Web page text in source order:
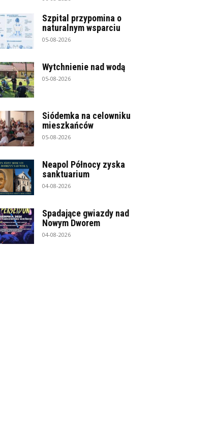
Szpital przypomina o
naturalnym wsparciu
05-08-2026
Wytchnienie nad wodą
05-08-2026
Siódemka na celowniku
mieszkańców
05-08-2026
Neapol Północy zyska
sanktuarium
04-08-2026
Spadające gwiazdy nad
Nowym Dworem
04-08-2026